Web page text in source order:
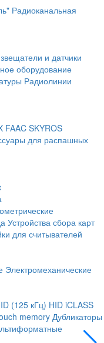
Радиоканальная
и датчики
оборудование
Радиолинии
FAAC SKYROS
для распашных
Устройства сбора карт
для считывателей
Электромеханические
(125 кГц) HID iCLASS
memory Дубликаторы